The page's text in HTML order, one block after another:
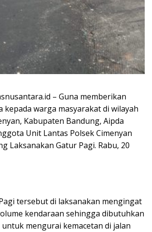
– Guna memberikan
kepada warga masyarakat di wilayah
Kabupaten Bandung, Aipda
Unit Lantas Polsek Cimenyan
Laksanakan Gatur Pagi. Rabu, 20
tersebut di laksanakan mengingat
kendaraan sehingga dibutuhkan
mengurai kemacetan di jalan